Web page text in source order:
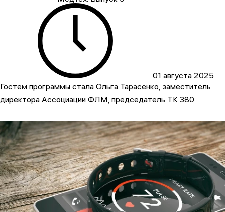
01 августа 2025
Гостем программы стала Ольга Тарасенко, заместитель
директора Ассоциации ФЛМ, председатель ТК 380